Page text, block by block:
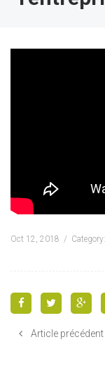
Oct 12, 2018 Category:
Article précédent